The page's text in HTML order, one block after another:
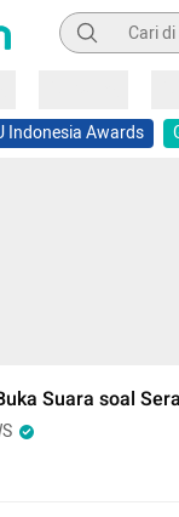
Pencarian
Indonesia Awards
Suara soal